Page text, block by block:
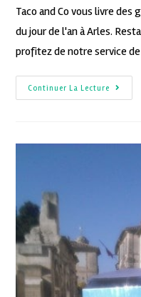
Taco and Co vous livre des
du jour de l'an à Arles.
profitez de notre service
Continuer La Lecture